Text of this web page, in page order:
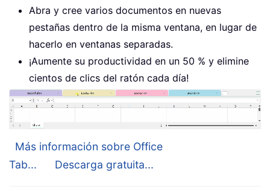
Abra y cree varios documentos en nuevas
pestañas dentro de la misma ventana, en lugar de
hacerlo en ventanas separadas.
¡Aumente su productividad en un 50 % y elimine
cientos de clics del ratón cada día!
Más información sobre Office
Tab...
Descarga gratuita...